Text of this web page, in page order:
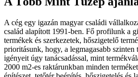
A cég egy igazán magyar családi
család alapított 1991-ben. Fő profilunk a
termékek és szerkezetek, hőszigetelő
prioritásunk, hogy, a legmagasabb
igényeit úgy tanácsadással, mint
2000 m2-es raktárunkban minden